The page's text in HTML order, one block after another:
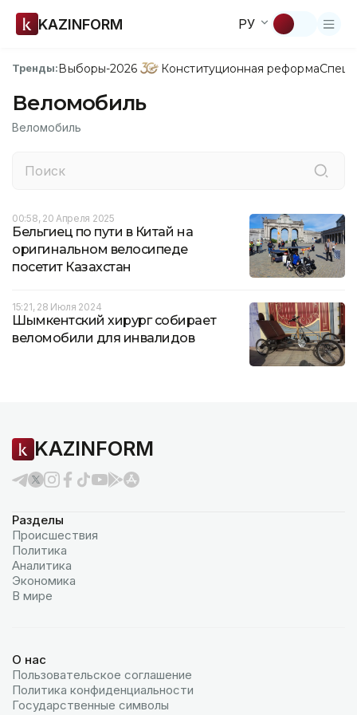
KAZINFORM РУ
Тренды:Выборы-2026 Конституционная реформа
Веломобиль
Веломобиль
00:58, 20 Апреля 2025
Бельгиец по пути в Китай на
оригинальном велосипеде
посетит Казахстан
15:21, 28 Июля 2024
Шымкентский хирург собирает
веломобили для инвалидов
KAZINFORM
Разделы
Происшествия
Политика
Аналитика
Экономика
В мире
О нас
Пользовательское соглашение
Политика конфиденциальности
Государственные символы